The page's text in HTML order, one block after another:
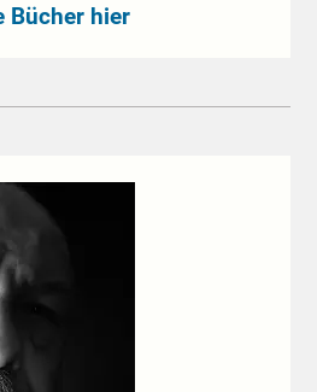
Bücher hier